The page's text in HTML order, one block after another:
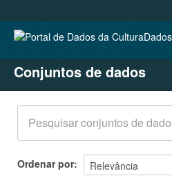
CONJUNTOS DE DADOS
ORGANIZAÇÕES
GRUPOS
SOBRE
Conjuntos de dados
Ordenar por